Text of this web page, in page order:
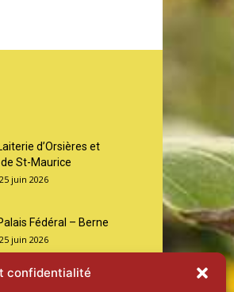
confidentialité
d’Orsières et
St-Maurice
25 juin 2026
Fédéral – Berne
25 juin 2026